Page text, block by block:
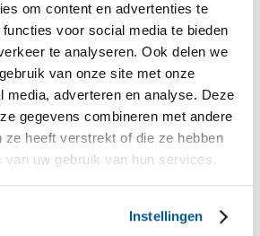
om content en advertenties te
voor social media te bieden
te analyseren. Ook delen we
van onze site met onze
media, adverteren en analyse. Deze
gegevens combineren met andere
ze heeft verstrekt of die ze hebben
uw gebruik van hun services.
Instellingen
om te weten, voordat je gaat boeken bij
hebben wij ze op een rijtje gezet.
en algemene
kan je ook alle reisinformatie nalezen.
twee betalingstermijnen. Wij verzoeken je